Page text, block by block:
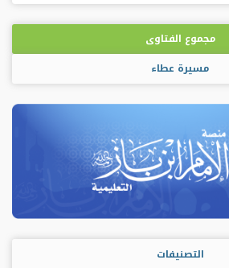
مجموع الفتاوى
مسيرة عطاء
التصنيفات